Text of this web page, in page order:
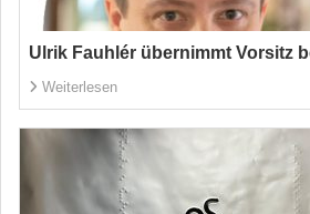
Ulrik Fauhlér übernimmt Vorsitz
Weiterlesen